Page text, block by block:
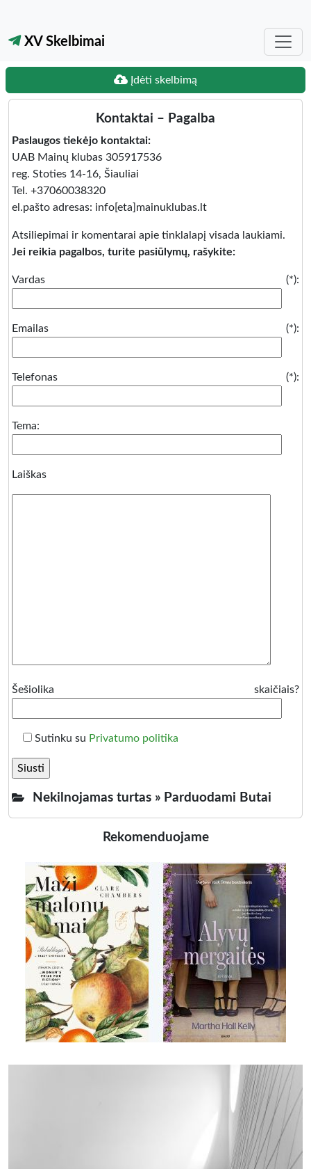
XV Skelbimai
Įdėti skelbimą
Kontaktai – Pagalba
Paslaugos tiekėjo kontaktai:
UAB Mainų klubas 305917536
reg. Stoties 14-16, Šiauliai
Tel. +37060038320
el.pašto adresas: info[eta]mainuklubas.lt
Atsiliepimai ir komentarai apie tinklalapį visada laukiami.
Jei reikia pagalbos, turite pasiūlymų, rašykite:
Vardas (*):
Emailas (*):
Telefonas (*):
Tema:
Laiškas
Šešiolika skaičiais?
Sutinku su Privatumo politika
Nekilnojamas turtas » Parduodami Butai
Rekomenduojame